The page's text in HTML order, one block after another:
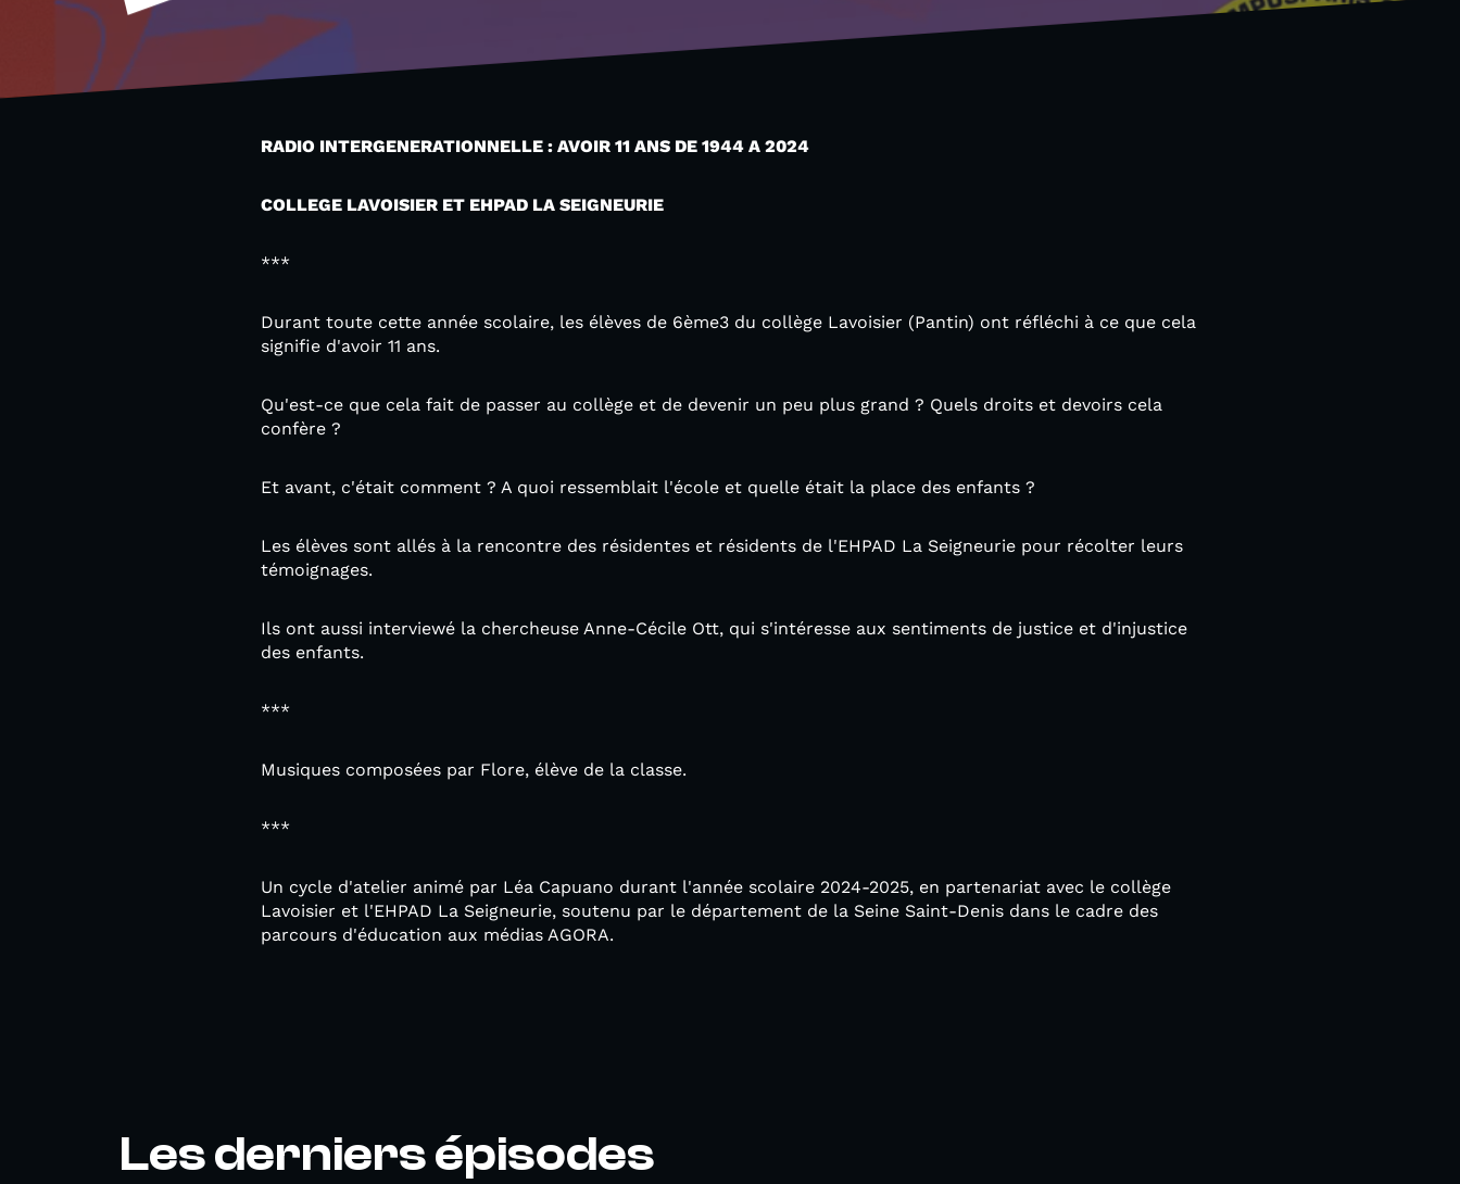
RADIO INTERGENERATIONNELLE : AVOIR 11 ANS DE 1944 A 2024
COLLEGE LAVOISIER ET EHPAD LA SEIGNEURIE
***
Durant toute cette année scolaire, les élèves de 6ème3 du collège Lavoisier (Pantin) ont réfléchi à ce que cela
signifie d'avoir 11 ans.
Qu'est-ce que cela fait de passer au collège et de devenir un peu plus grand ? Quels droits et devoirs cela
confère ?
Et avant, c'était comment ? A quoi ressemblait l'école et quelle était la place des enfants ?
Les élèves sont allés à la rencontre des résidentes et résidents de l'EHPAD La Seigneurie pour récolter leurs
témoignages.
Ils ont aussi interviewé la chercheuse Anne-Cécile Ott, qui s'intéresse aux sentiments de justice et d'injustice
des enfants.
***
Musiques composées par Flore, élève de la classe.
***
Un cycle d'atelier animé par Léa Capuano durant l'année scolaire 2024-2025, en partenariat avec le collège
Lavoisier et l'EHPAD La Seigneurie, soutenu par le département de la Seine Saint-Denis dans le cadre des
parcours d'éducation aux médias AGORA.
Les derniers épisodes